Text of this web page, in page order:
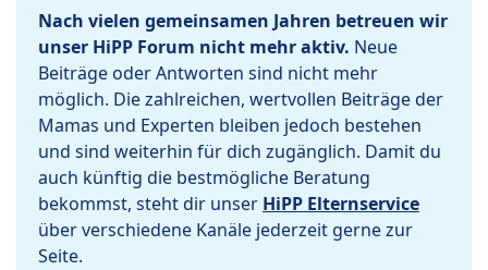
Nach vielen gemeinsamen Jahren betreuen wir
unser HiPP Forum nicht mehr aktiv. Neue
Beiträge oder Antworten sind nicht mehr
möglich. Die zahlreichen, wertvollen Beiträge der
Mamas und Experten bleiben jedoch bestehen
und sind weiterhin für dich zugänglich. Damit du
auch künftig die bestmögliche Beratung
bekommst, steht dir unser HiPP Elternservice
über verschiedene Kanäle jederzeit gerne zur
Seite.